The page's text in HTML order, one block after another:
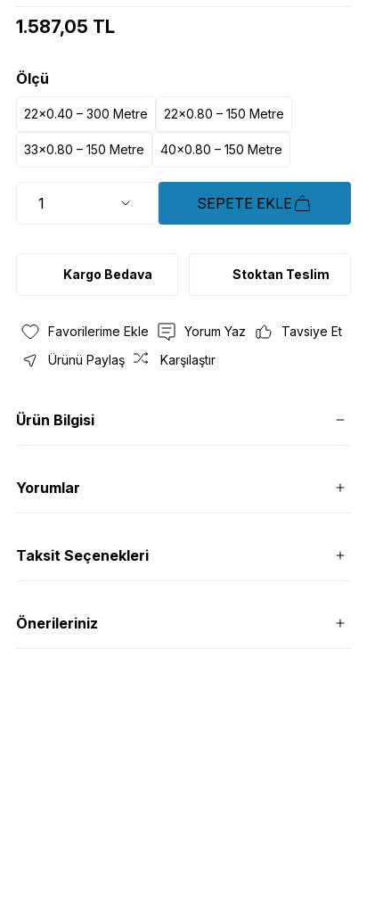
1.587,05 TL
Ölçü
22x0.40 – 300 Metre 22x0.80 – 150 Metre
33x0.80 – 150 Metre 40x0.80 – 150 Metre
SEPETE EKLE
Kargo Bedava Stoktan Teslim
Yorum Yaz
Tavsiye Et
Ürünü Paylaş
Karşılaştır
Ürün Bilgisi
Yorumlar
Taksit Seçenekleri
Önerileriniz